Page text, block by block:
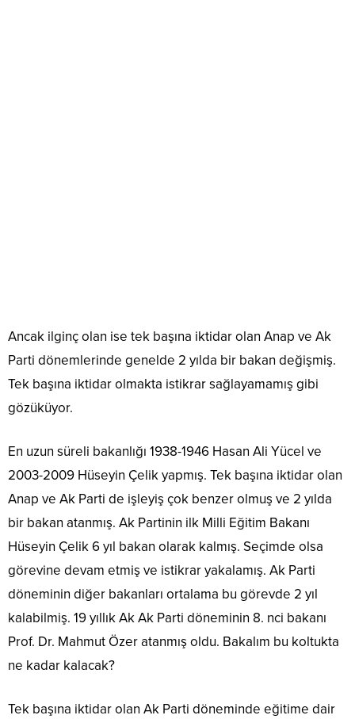
Ancak ilginç olan ise tek başına iktidar olan Anap ve Ak
Parti dönemlerinde genelde 2 yılda bir bakan değişmiş.
Tek başına iktidar olmakta istikrar sağlayamamış gibi
gözüküyor.
En uzun süreli bakanlığı 1938-1946 Hasan Ali Yücel ve
2003-2009 Hüseyin Çelik yapmış. Tek başına iktidar olan
Anap ve Ak Parti de işleyiş çok benzer olmuş ve 2 yılda
bir bakan atanmış. Ak Partinin ilk Milli Eğitim Bakanı
Hüseyin Çelik 6 yıl bakan olarak kalmış. Seçimde olsa
görevine devam etmiş ve istikrar yakalamış. Ak Parti
döneminin diğer bakanları ortalama bu görevde 2 yıl
kalabilmiş. 19 yıllık Ak Ak Parti döneminin 8. nci bakanı
Prof. Dr. Mahmut Özer atanmış oldu. Bakalım bu koltukta
ne kadar kalacak?
Tek başına iktidar olan Ak Parti döneminde eğitime dair